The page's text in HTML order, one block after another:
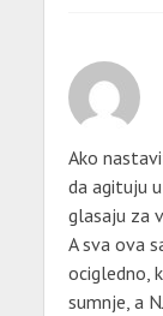
Ako
da agituju
glasaju za
A sva ova
ocigledno,
sumnje, a